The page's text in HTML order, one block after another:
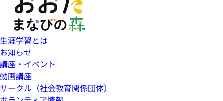
生涯学習とは
お知らせ
講座・イベント
動画講座
サークル（社会教育関係団体）